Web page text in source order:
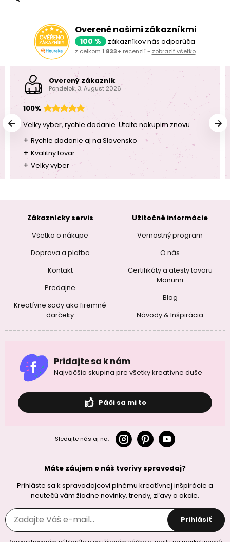
Overené našimi zákazníkmi
100 % zákazníkov nás odporúča
z celkom 1 833+ recenzií - zobraziť všetko
Overený zákazník
Pondelok, 3. August 2026
100%
Velky vyber, rychle dodanie. Utcite nakupim znovu
+ Rychle dodanie aj na Slovensko
+ Kvalitny tovar
+ Velky vyber
Zákaznícky servis
Všetko o nákupe
Doprava a platba
Kontakt
Predajne
Kreatívne sady ako firemné
darčeky
Užitočné informácie
Vernostný program
O nás
Certifikáty a atesty tovaru
Manumi
Blog
Návody & Inšpirácia
Pridajte sa k nám
Najväčšia skupina pre všetky kreatívne duše
Páči sa mi to
Sledujte nás aj na:
Máte záujem o náš tvorivy spravodaj?
Prihláste sa k spravodajcovi plnému kreatívnej inšpirácie a
neutečú vám žiadne novinky, trendy, zľavy a akcie.
Prihlásiť